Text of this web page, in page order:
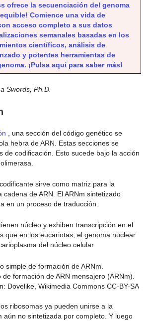
ofrece la secuenciación del genoma
Comience una vida de
acceso completo a sus datos
semanales basadas en los
científicos, análisis de
y potentes herramientas de
¡Pulsa aquí para saber más!
Swords, Ph.D.
, una sección del código genético se
hebra de ARN. Estas secciones se
de codificación. Esto sucede bajo la acción
sirve como matriz para la
cadena de ARN. El ARNm sintetizado
en un proceso de traducción.
núcleo y exhiben transcripción en el
que en los eucariotas, el genoma nuclear
del núcleo celular.
formación de ARN mensajero (ARNm).
Dovelike, Wikimedia Commons CC-BY-SA
ribosomas ya pueden unirse a la
aún no sintetizada por completo. Y luego